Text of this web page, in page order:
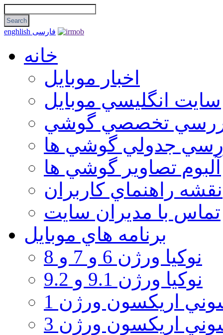
enghlish فارسی
خانه
اخبار موبایل
سايت انگليسي موبايل
تخصصي گوشي
جدولي گوشي ها
آلبوم تصاوير گوشي ها
نقشه راهنماي كاربران
تماس با مديران سايت
برنامه هاي موبايل
نوکیا ورژن 6 و 7 و 8
نوکیا ورژن 9.1 و 9.2
اريكسون ورژن 1
اريكسون ورژن 3